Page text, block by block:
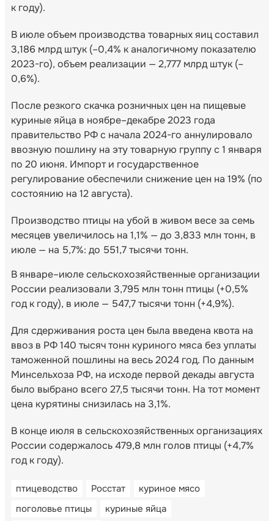
к году).
В июле объем производства товарных яиц составил
3,186 млрд штук (–0,4% к аналогичному показателю
2023-го), объем реализации — 2,777 млрд штук (–
0,6%).
После резкого скачка розничных цен на пищевые
куриные яйца в ноябре–декабре 2023 года
правительство РФ с начала 2024-го аннулировало
ввозную пошлину на эту товарную группу с 1 января
по 20 июня. Импорт и государственное
регулирование обеспечили снижение цен на 19% (по
состоянию на 12 августа).
Производство птицы на убой в живом весе за семь
месяцев увеличилось на 1,1% — до 3,833 млн тонн, в
июле — на 5,7%: до 551,7 тысячи тонн.
В январе–июле сельскохозяйственные организации
России реализовали 3,795 млн тонн птицы (+0,5%
год к году), в июле — 547,7 тысячи тонн (+4,9%).
Для сдерживания роста цен была введена квота на
ввоз в РФ 140 тысяч тонн куриного мяса без уплаты
таможенной пошлины на весь 2024 год. По данным
Минсельхоза РФ, на исходе первой декады августа
было выбрано всего 27,5 тысячи тонн. На тот момент
цена курятины снизилась на 3,1%.
В конце июля в сельскохозяйственных организациях
России содержалось 479,8 млн голов птицы (+4,7%
год к году).
птицеводство Росстат
куриное мясо
поголовье птицы
куриные яйца